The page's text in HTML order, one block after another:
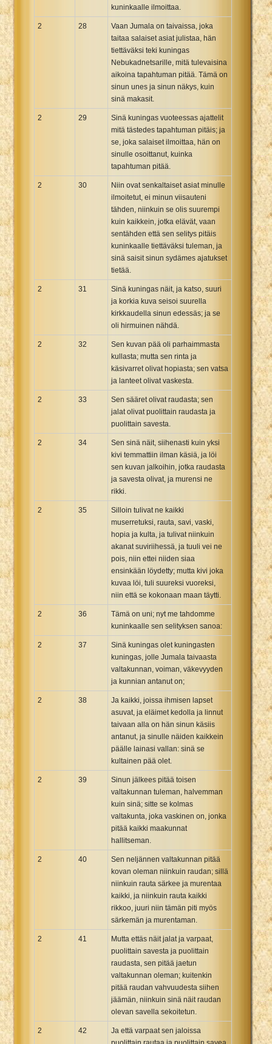
kuninkaalle ilmoittaa.
2 28
Vaan Jumala on taivaissa, joka
taitaa salaiset asiat julistaa, hän
tiettäväksi teki kuningas
Nebukadnetsarille, mitä tulevaisina
aikoina tapahtuman pitää. Tämä on
sinun unes ja sinun näkys, kuin
sinä makasit.
2 29
Sinä kuningas vuoteessas ajattelit
mitä tästedes tapahtuman pitäis; ja
se, joka salaiset ilmoittaa, hän on
sinulle osoittanut, kuinka
tapahtuman pitää.
2 30
Niin ovat senkaltaiset asiat minulle
ilmoitetut, ei minun viisauteni
tähden, niinkuin se olis suurempi
kuin kaikkein, jotka elävät, vaan
sentähden että sen selitys pitäis
kuninkaalle tiettäväksi tuleman, ja
sinä saisit sinun sydämes ajatukset
tietää.
2 31
Sinä kuningas näit, ja katso, suuri
ja korkia kuva seisoi suurella
kirkkaudella sinun edessäs; ja se
oli hirmuinen nähdä.
2 32
Sen kuvan pää oli parhaimmasta
kullasta; mutta sen rinta ja
käsivarret olivat hopiasta; sen vatsa
ja lanteet olivat vaskesta.
2 33
Sen sääret olivat raudasta; sen
jalat olivat puolittain raudasta ja
puolittain savesta.
2 34
Sen sinä näit, siihenasti kuin yksi
kivi temmattiin ilman käsiä, ja löi
sen kuvan jalkoihin, jotka raudasta
ja savesta olivat, ja murensi ne
rikki.
2 35
Silloin tulivat ne kaikki
muserretuksi, rauta, savi, vaski,
hopia ja kulta, ja tulivat niinkuin
akanat suviriihessä, ja tuuli vei ne
pois, niin ettei niiden siaa
ensinkään löydetty; mutta kivi joka
kuvaa löi, tuli suureksi vuoreksi,
niin että se kokonaan maan täytti.
2 36
Tämä on uni; nyt me tahdomme
kuninkaalle sen selityksen sanoa:
2 37
Sinä kuningas olet kuningasten
kuningas, jolle Jumala taivaasta
valtakunnan, voiman, väkevyyden
ja kunnian antanut on;
2 38
Ja kaikki, joissa ihmisen lapset
asuvat, ja eläimet kedolla ja linnut
taivaan alla on hän sinun käsiis
antanut, ja sinulle näiden kaikkein
päälle lainasi vallan: sinä se
kultainen pää olet.
2 39
Sinun jälkees pitää toisen
valtakunnan tuleman, halvemman
kuin sinä; sitte se kolmas
valtakunta, joka vaskinen on, jonka
pitää kaikki maakunnat
hallitseman.
2 40
Sen neljännen valtakunnan pitää
kovan oleman niinkuin raudan; sillä
niinkuin rauta särkee ja murentaa
kaikki, ja niinkuin rauta kaikki
rikkoo, juuri niin tämän piti myös
särkemän ja murentaman.
2 41
Mutta ettäs näit jalat ja varpaat,
puolittain savesta ja puolittain
raudasta, sen pitää jaetun
valtakunnan oleman; kuitenkin
pitää raudan vahvuudesta siihen
jäämän, niinkuin sinä näit raudan
olevan savella sekoitetun.
2 42
Ja että varpaat sen jaloissa